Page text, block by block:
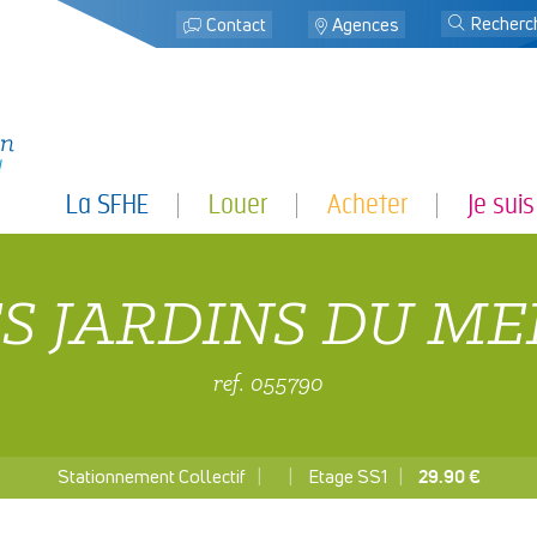
Contact Agences j
La SFHE Louer Acheter Je
JARDINS DU
ref. 055790
Stationnement Collectif Etage SS1 29.90 €